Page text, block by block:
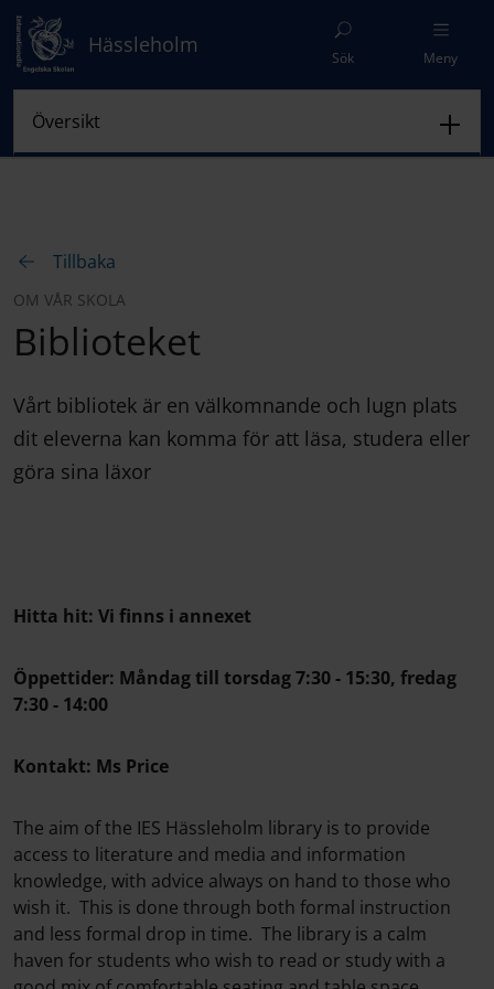
Hässleholm
Sök Meny
Tillbaka
OM VÅR SKOLA
Biblioteket
Vårt bibliotek är en välkomnande och lugn plats
dit eleverna kan komma för att läsa, studera eller
göra sina läxor
Hitta hit: Vi finns i annexet
Öppettider: Måndag till torsdag 7:30 - 15:30, fredag
7:30 - 14:00
Kontakt: Ms Price
The aim of the IES Hässleholm library is to provide
access to literature and media and information
knowledge, with advice always on hand to those who
wish it. This is done through both formal instruction
and less formal drop in time. The library is a calm
haven for students who wish to read or study with a